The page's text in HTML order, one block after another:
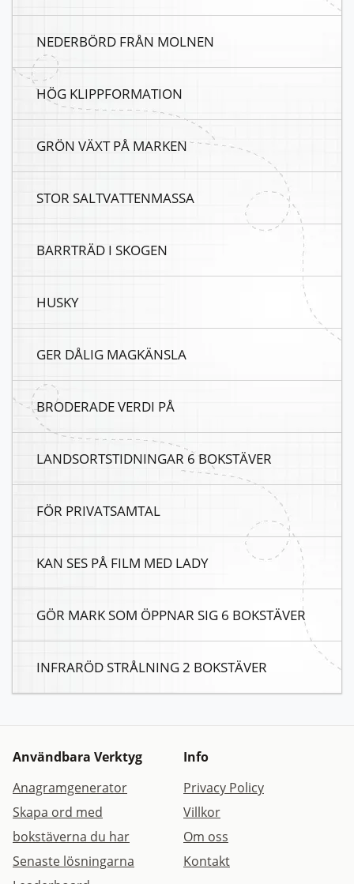
NEDERBÖRD FRÅN MOLNEN
HÖG KLIPPFORMATION
GRÖN VÄXT PÅ MARKEN
STOR SALTVATTENMASSA
BARRTRÄD I SKOGEN
HUSKY
GER DÅLIG MAGKÄNSLA
BRODERADE VERDI PÅ
LANDSORTSTIDNINGAR 6 BOKSTÄVER
FÖR PRIVATSAMTAL
KAN SES PÅ FILM MED LADY
GÖR MARK SOM ÖPPNAR SIG 6 BOKSTÄVER
INFRARÖD STRÅLNING 2 BOKSTÄVER
Användbara Verktyg
Anagramgenerator
Skapa ord med
bokstäverna du har
Senaste lösningarna
Info
Privacy Policy
Villkor
Om oss
Kontakt